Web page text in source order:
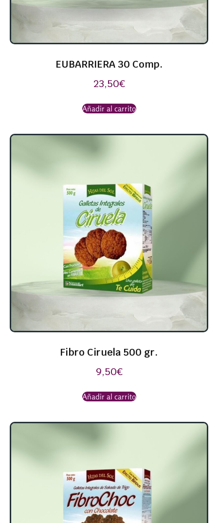
EUBARRIERA 30 Comp.
23,50€
Añadir al carrito
Fibro Ciruela 500 gr.
9,50€
Añadir al carrito